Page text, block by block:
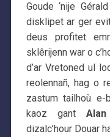
Goude ‘nije
disklipet ar ger
deus profitet
sklêrijenn war o
d’ar Vretoned ul
reolennañ, hag o
zastum tailhoù e-
kaoz gant
dizalc’hour Douar